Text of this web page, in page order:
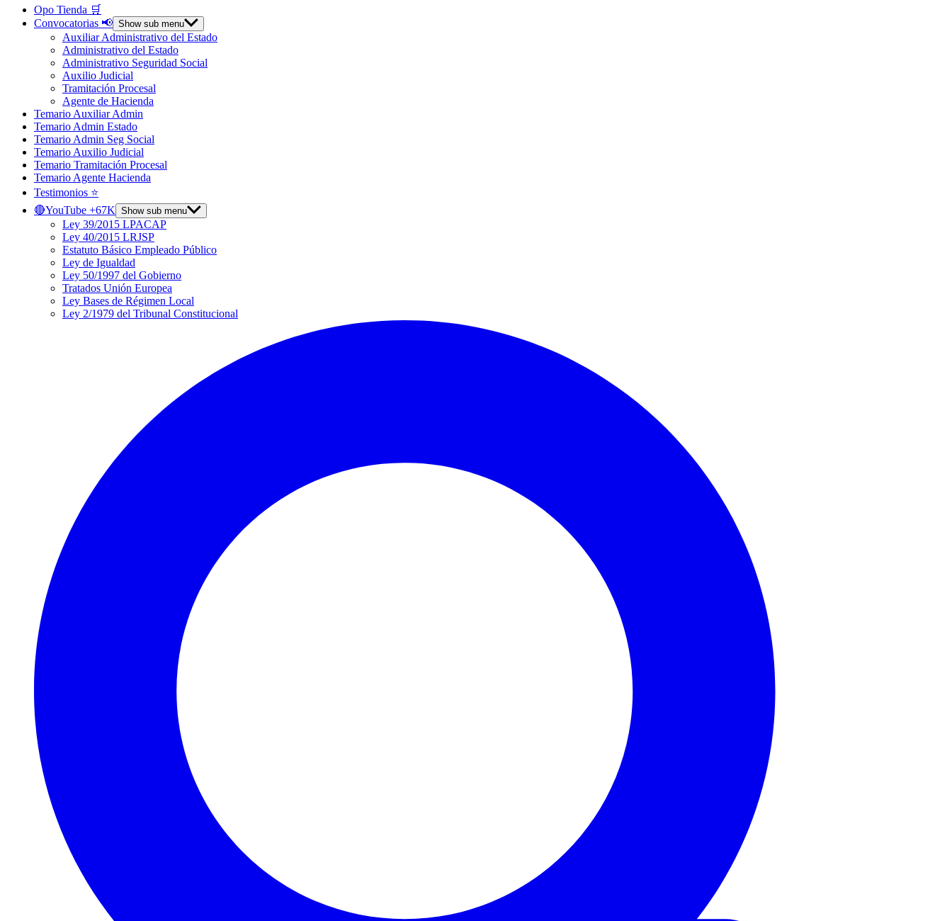
Opo Tienda 🛒
Convocatorias 📢 Show sub menu
Auxiliar Administrativo del Estado
Administrativo del Estado
Administrativo Seguridad Social
Auxilio Judicial
Tramitación Procesal
Agente de Hacienda
Temario Auxiliar Admin
Temario Admin Estado
Temario Admin Seg Social
Temario Auxilio Judicial
Temario Tramitación Procesal
Temario Agente Hacienda
Testimonios ⭐️
🔴YouTube +67K Show sub menu
Ley 39/2015 LPACAP
Ley 40/2015 LRJSP
Estatuto Básico Empleado Público
Ley de Igualdad
Ley 50/1997 del Gobierno
Tratados Unión Europea
Ley Bases de Régimen Local
Ley 2/1979 del Tribunal Constitucional